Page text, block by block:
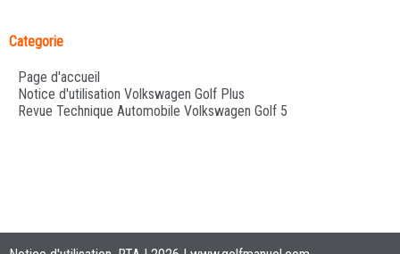
Categorie
Page d'accueil
Notice d'utilisation Volkswagen Golf Plus
Revue Technique Automobile Volkswagen Golf 5